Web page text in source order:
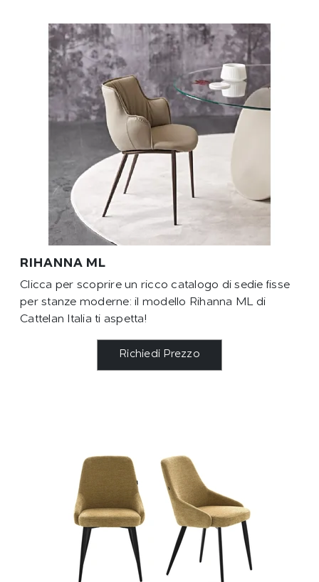
RIHANNA ML
Clicca per scoprire un ricco catalogo di sedie fisse
per stanze moderne: il modello Rihanna ML di
Cattelan Italia ti aspetta!
Richiedi Prezzo